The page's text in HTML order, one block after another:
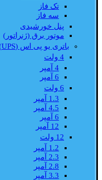
تک فاز
سه فاز
پنل خورشیدی
موتور برق (ژنراتور)
باتری یو پی اس (UPS)
4 ولت
4 آمپر
6 آمپر
6 ولت
1.3 آمپر
4.5 آمپر
6 آمپر
12 آمپر
12 ولت
1.2 آمپر
2.3 آمپر
2.8 آمپر
3.3 آمپر